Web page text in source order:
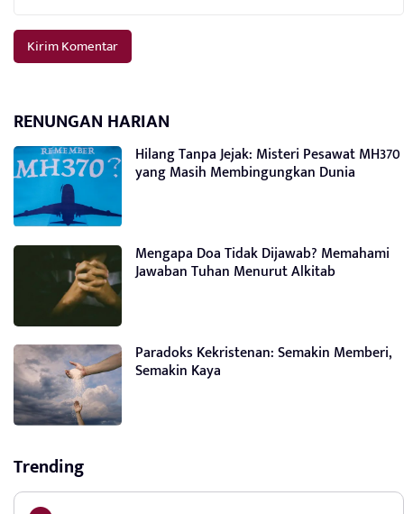
RENUNGAN HARIAN
Hilang Tanpa Jejak: Misteri Pesawat MH370
yang Masih Membingungkan Dunia
Mengapa Doa Tidak Dijawab? Memahami
Jawaban Tuhan Menurut Alkitab
Paradoks Kekristenan: Semakin Memberi,
Semakin Kaya
Trending